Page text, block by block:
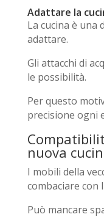
Adattare la
La cucina è una
adattare.
Gli attacchi di
le possibilità.
Per questo
precisione ogni
nuova
I mobili della
combaciare con
Può mancare